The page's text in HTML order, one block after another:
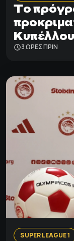
Το
3 ΩΡΕΣ ΠΡΙΝ
SUPER LEAGUE 1